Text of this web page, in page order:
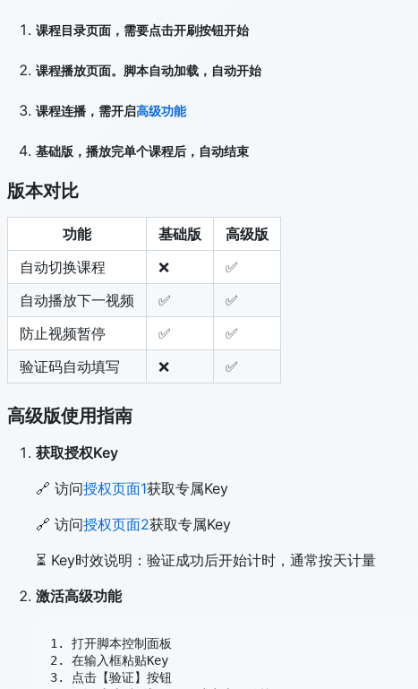
课程目录页面，需要点击开刷按钮开始
课程播放页面。脚本自动加载，自动开始
课程连播，需开启高级功能
基础版，播放完单个课程后，自动结束
版本对比
功能 基础版
高级版
自动切换课程
❌
✅
自动播放下一视频
✅
✅
防止视频暂停
✅
✅
验证码自动填写
❌ ✅
高级版使用指南
获取授权Key
🔗 访问授权页面1获取专属Key
🔗 访问授权页面2获取专属Key
⏳ Key时效说明：验证成功后开始计时，通常按天计量
激活高级功能
1. 打开脚本控制面板
2. 在输入框粘贴Key
3. 点击【验证】按钮